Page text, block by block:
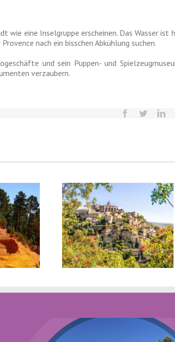
wie eine Inselgruppe erscheinen. Das Wasser
nach ein bisschen Abkühlung suchen.
und sein Puppen- und
verzaubern.
facebooktwitter
im Lubéron Pernes les Fontaines